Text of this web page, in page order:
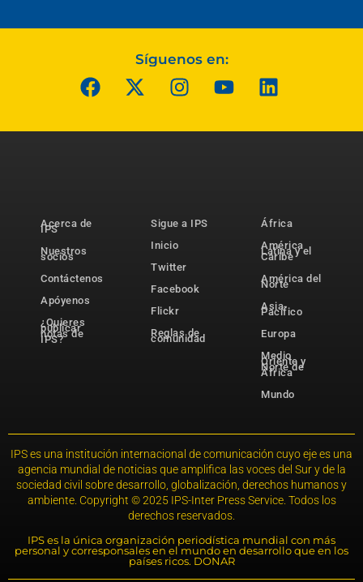
Síguenos en:
Acerca de
IPS
Nuestros
socios
Contáctenos
Apóyenos
¿Quieres
publicar
notas de
IPS?
Sigue a IPS
Inicio
Twitter
Facebook
Flickr
Reglas de
comunidad
África
América
Latina y el
Caribe
América del
Norte
Asia-
Pacífico
Europa
Medio
Oriente y
Norte de
África
Mundo
IPS es una institución internacional de comunicación cuyo eje es una
agencia mundial de noticias que amplifica las voces del Sur y de la
sociedad civil sobre desarrollo, globalización, derechos humanos y
ambiente. Copyright © 2025 IPS-Inter Press Service. Todos los
derechos reservados.
IPS es la única organización periodística mundial con más
personal y corresponsales en el mundo en desarrollo que en los
países ricos. DONAR